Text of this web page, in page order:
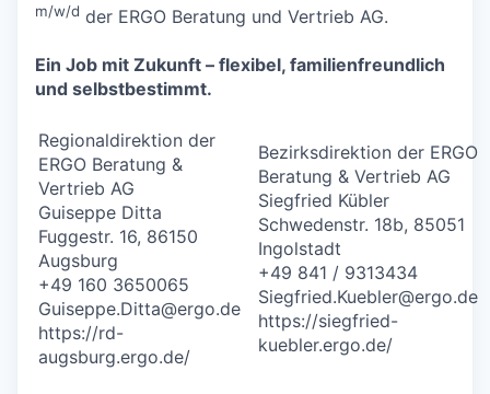
m/w/d der ERGO Beratung und Vertrieb AG.
Ein Job mit Zukunft – flexibel, familienfreundlich
und selbstbestimmt.
Regionaldirektion der
ERGO Beratung &
Vertrieb AG
Guiseppe Ditta
Fuggestr. 16, 86150
Augsburg
+49 160 3650065
Guiseppe.Ditta@ergo.de
https://rd-
augsburg.ergo.de/
Bezirksdirektion der ERGO
Beratung & Vertrieb AG
Siegfried Kübler
Schwedenstr. 18b, 85051
Ingolstadt
+49 841 / 9313434
Siegfried.Kuebler@ergo.de
https://siegfried-
kuebler.ergo.de/